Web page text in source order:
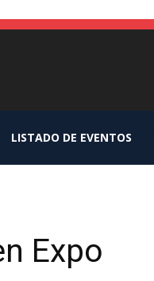
LISTADO DE EVENTOS
Expo